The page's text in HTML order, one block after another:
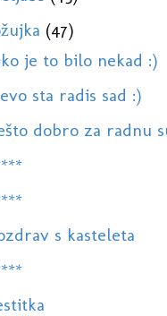
(47)
je to bilo nekad :)
sta radis sad :)
dobro za radnu
s kasteleta